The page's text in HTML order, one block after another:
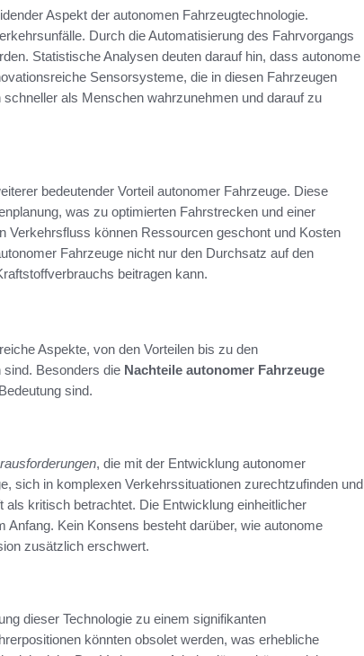
Aspekt der autonomen Fahrzeugtechnologie.
Durch die Automatisierung des Fahrvorgangs
Statistische Analysen deuten darauf hin, dass autonome
Sensorsysteme, die in diesen Fahrzeugen
als Menschen wahrzunehmen und darauf zu
bedeutender Vorteil autonomer Fahrzeuge. Diese
was zu optimierten Fahrstrecken und einer
Verkehrsfluss können Ressourcen geschont und Kosten
Fahrzeuge nicht nur den Durchsatz auf den
beitragen kann.
Aspekte, von den Vorteilen bis zu den
sind. Besonders die Nachteile autonomer Fahrzeuge
sind.
, die mit der Entwicklung autonomer
sich in komplexen Verkehrssituationen zurechtzufinden und
kritisch betrachtet. Die Entwicklung einheitlicher
Kein Konsens besteht darüber, wie autonome
zusätzlich erschwert.
dieser Technologie zu einem signifikanten
könnten obsolet werden, was erhebliche